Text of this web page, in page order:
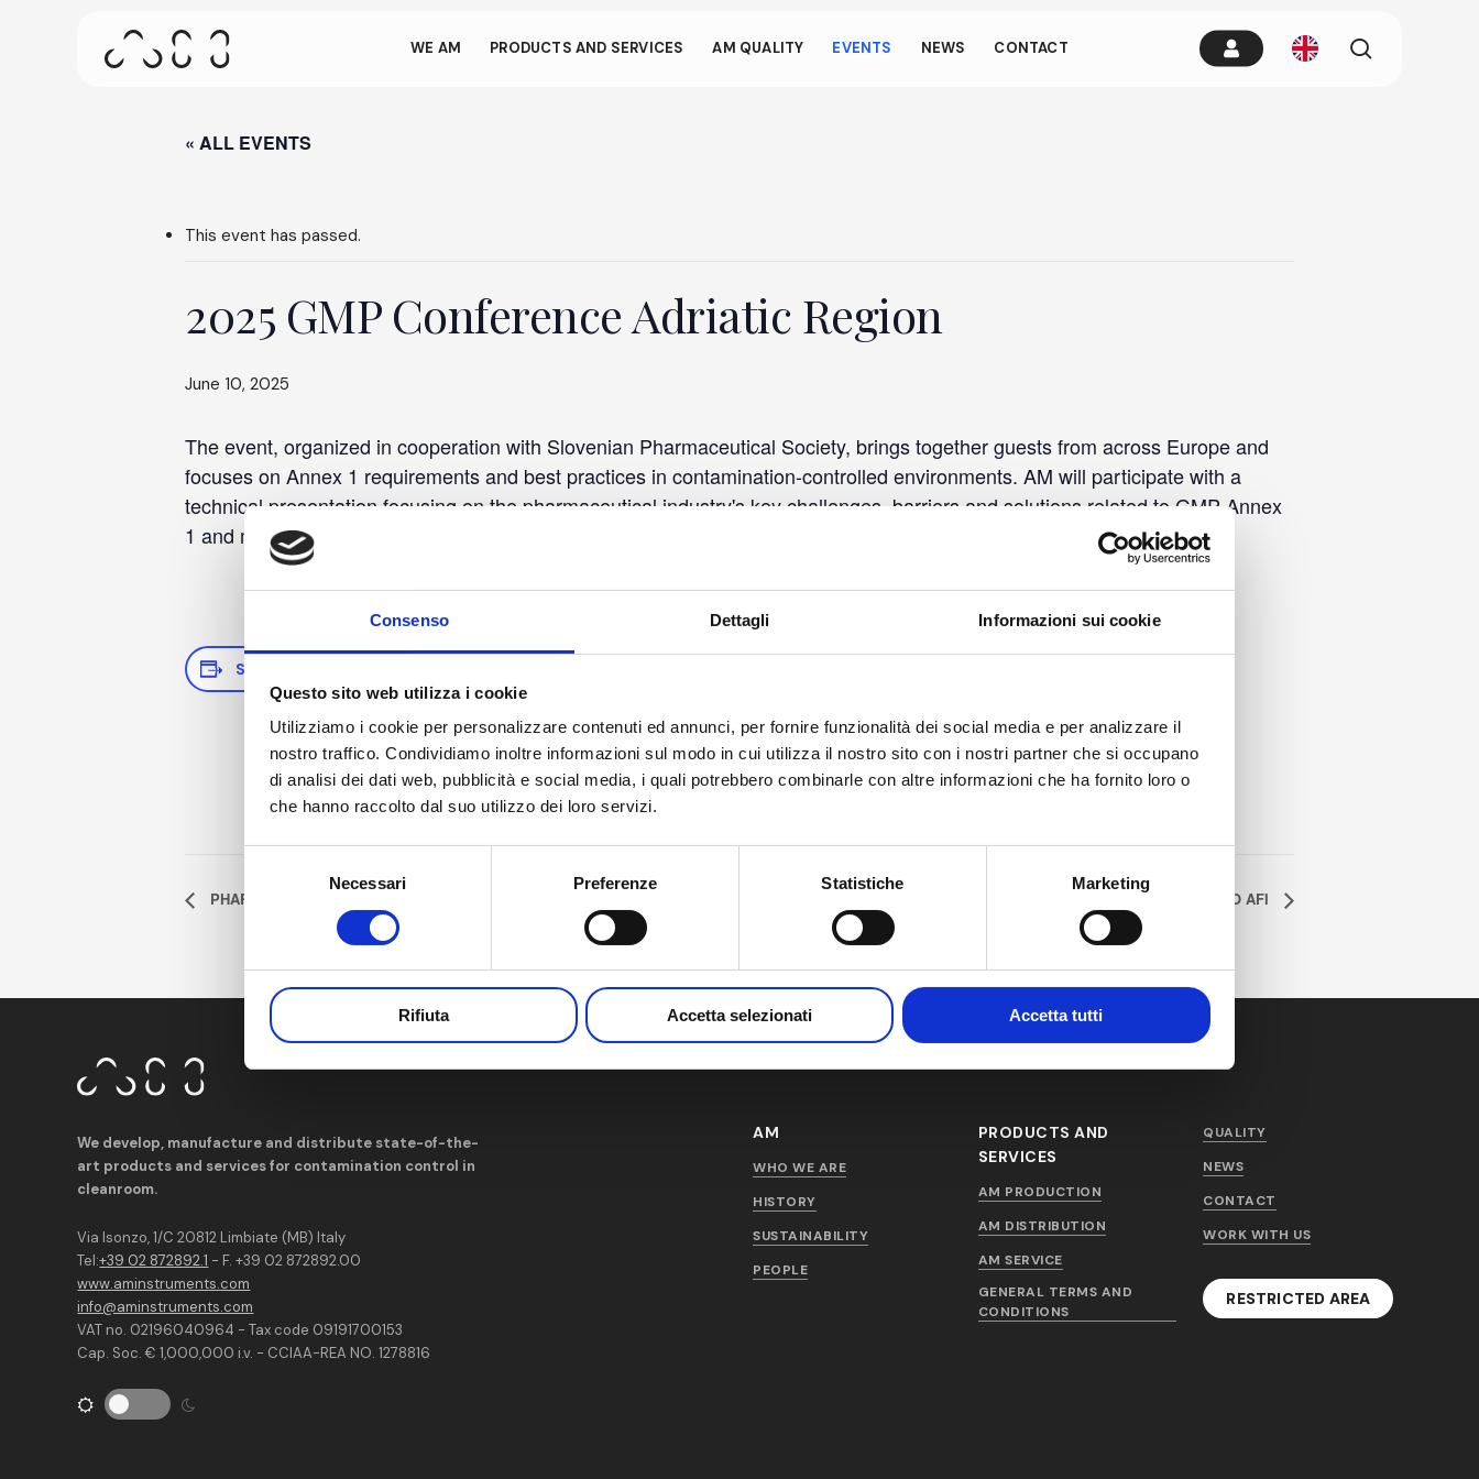
Consenso Dettagli Informazioni sui cookie
Questo sito web utilizza i cookie
Utilizziamo i cookie per personalizzare contenuti ed annunci, per fornire funzionalità dei social media e per analizzare il
nostro traffico. Condividiamo inoltre informazioni sul modo in cui utilizza il nostro sito con i nostri partner che si occupano
di analisi dei dati web, pubblicità e social media, i quali potrebbero combinarle con altre informazioni che ha fornito loro o
che hanno raccolto dal suo utilizzo dei loro servizi.
Necessari Preferenze Statistiche Marketing
Rifiuta Accetta selezionati Accetta tutti
comes through small gestures.
Press ENTER to search or ESC to close
WE AM PRODUCTS AND SERVICES AM QUALITY EVENTS NEWS CONTACT
« ALL EVENTS
This event has passed.
2025 GMP Conference Adriatic Region
June 10, 2025
The event, organized in cooperation with Slovenian Pharmaceutical Society, brings together guests from across Europe and
focuses on Annex 1 requirements and best practices in contamination-controlled environments. AM will participate with a
technical presentation focusing on the pharmaceutical industry's key challenges, barriers and solutions related to GMP Annex
1 and material transfer.
SAVE TO YOUR CALENDAR
DETAILS
Date:
Terme Olimia Podčetrtek
Zdraviliška cesta 24
Podčetrtek
PHARMINTECH BY IPACK IMA 64° SIMPOSIO AFI
We develop, manufacture and distribute state-of-the-
art products and services for contamination control in
cleanroom.
Via Isonzo, 1/C 20812 Limbiate (MB) Italy
Tel:+39 02 872892.1 - F. +39 02 872892.00
www.aminstruments.com
info@aminstruments.com
VAT no. 02196040964 - Tax code 09191700153
Cap. Soc. € 1,000,000 i.v. - CCIAA-REA NO. 1278816
AM
WHO WE ARE
HISTORY
SUSTAINABILITY
PEOPLE
PRODUCTS AND
SERVICES
AM PRODUCTION
AM DISTRIBUTION
AM SERVICE
GENERAL TERMS AND
CONDITIONS
QUALITY
NEWS
CONTACT
WORK WITH US
RESTRICTED AREA